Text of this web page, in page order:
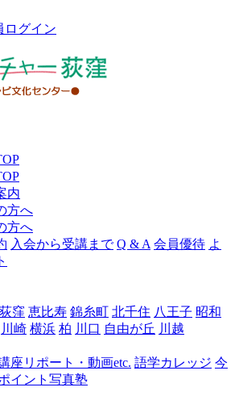
ログイン
ャ
窪
内
方へ
方へ
入会から受講まで Q & A 会員優待 よ
荻窪 恵比寿 錦糸町 北千住 八王子 昭和
川崎 横浜 柏 川口 自由が丘 川越
座リポート・動画etc. 語学カレッジ 今
イント写真塾